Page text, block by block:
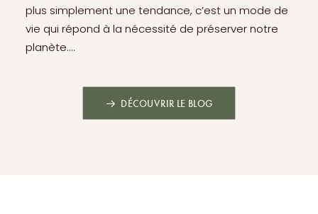
être un défi, surtout si l’on souhaite que la déco
évolue facilement au fil des années. Opter pour
un…
DÉCOUVRIR LE BLOG